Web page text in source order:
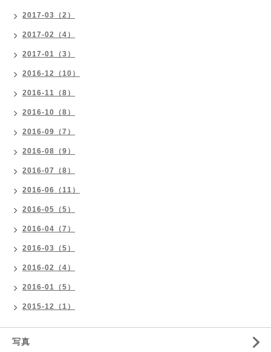
2017-03（2）
2017-02（4）
2017-01（3）
2016-12（10）
2016-11（8）
2016-10（8）
2016-09（7）
2016-08（9）
2016-07（8）
2016-06（11）
2016-05（5）
2016-04（7）
2016-03（5）
2016-02（4）
2016-01（5）
2015-12（1）
写真